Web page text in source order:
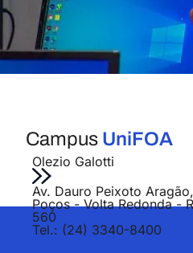
Campus UniFOA
Olezio Galotti
Av. Dauro Peixoto
Poços - Volta Redonda -
560
Tel.: (24) 3340-8400